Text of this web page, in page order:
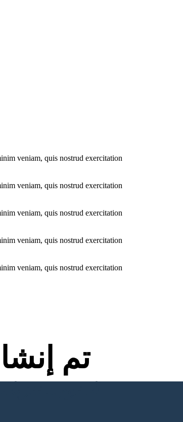
veniam, quis nostrud exercitation
veniam, quis nostrud exercitation
veniam, quis nostrud exercitation
veniam, quis nostrud exercitation
veniam, quis nostrud exercitation
تم
لا توجد تنزيلات ولا بطاقة ائتمان ولا حاجة إلى تسجيل الدخول للمحاولة!